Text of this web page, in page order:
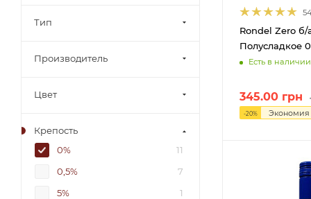
54
Rondel Zero б/
Полусладкое
Есть в наличии
345.00 грн
-20% Экономия
Тип
Производитель
Цвет
Крепость
0%
11
0,5%
7
5%
1